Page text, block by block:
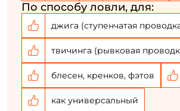
По способу ловли, для:
джига (ступенчатая
твичинга (рывковая
блесен, кренков, фэтов
как универсальный